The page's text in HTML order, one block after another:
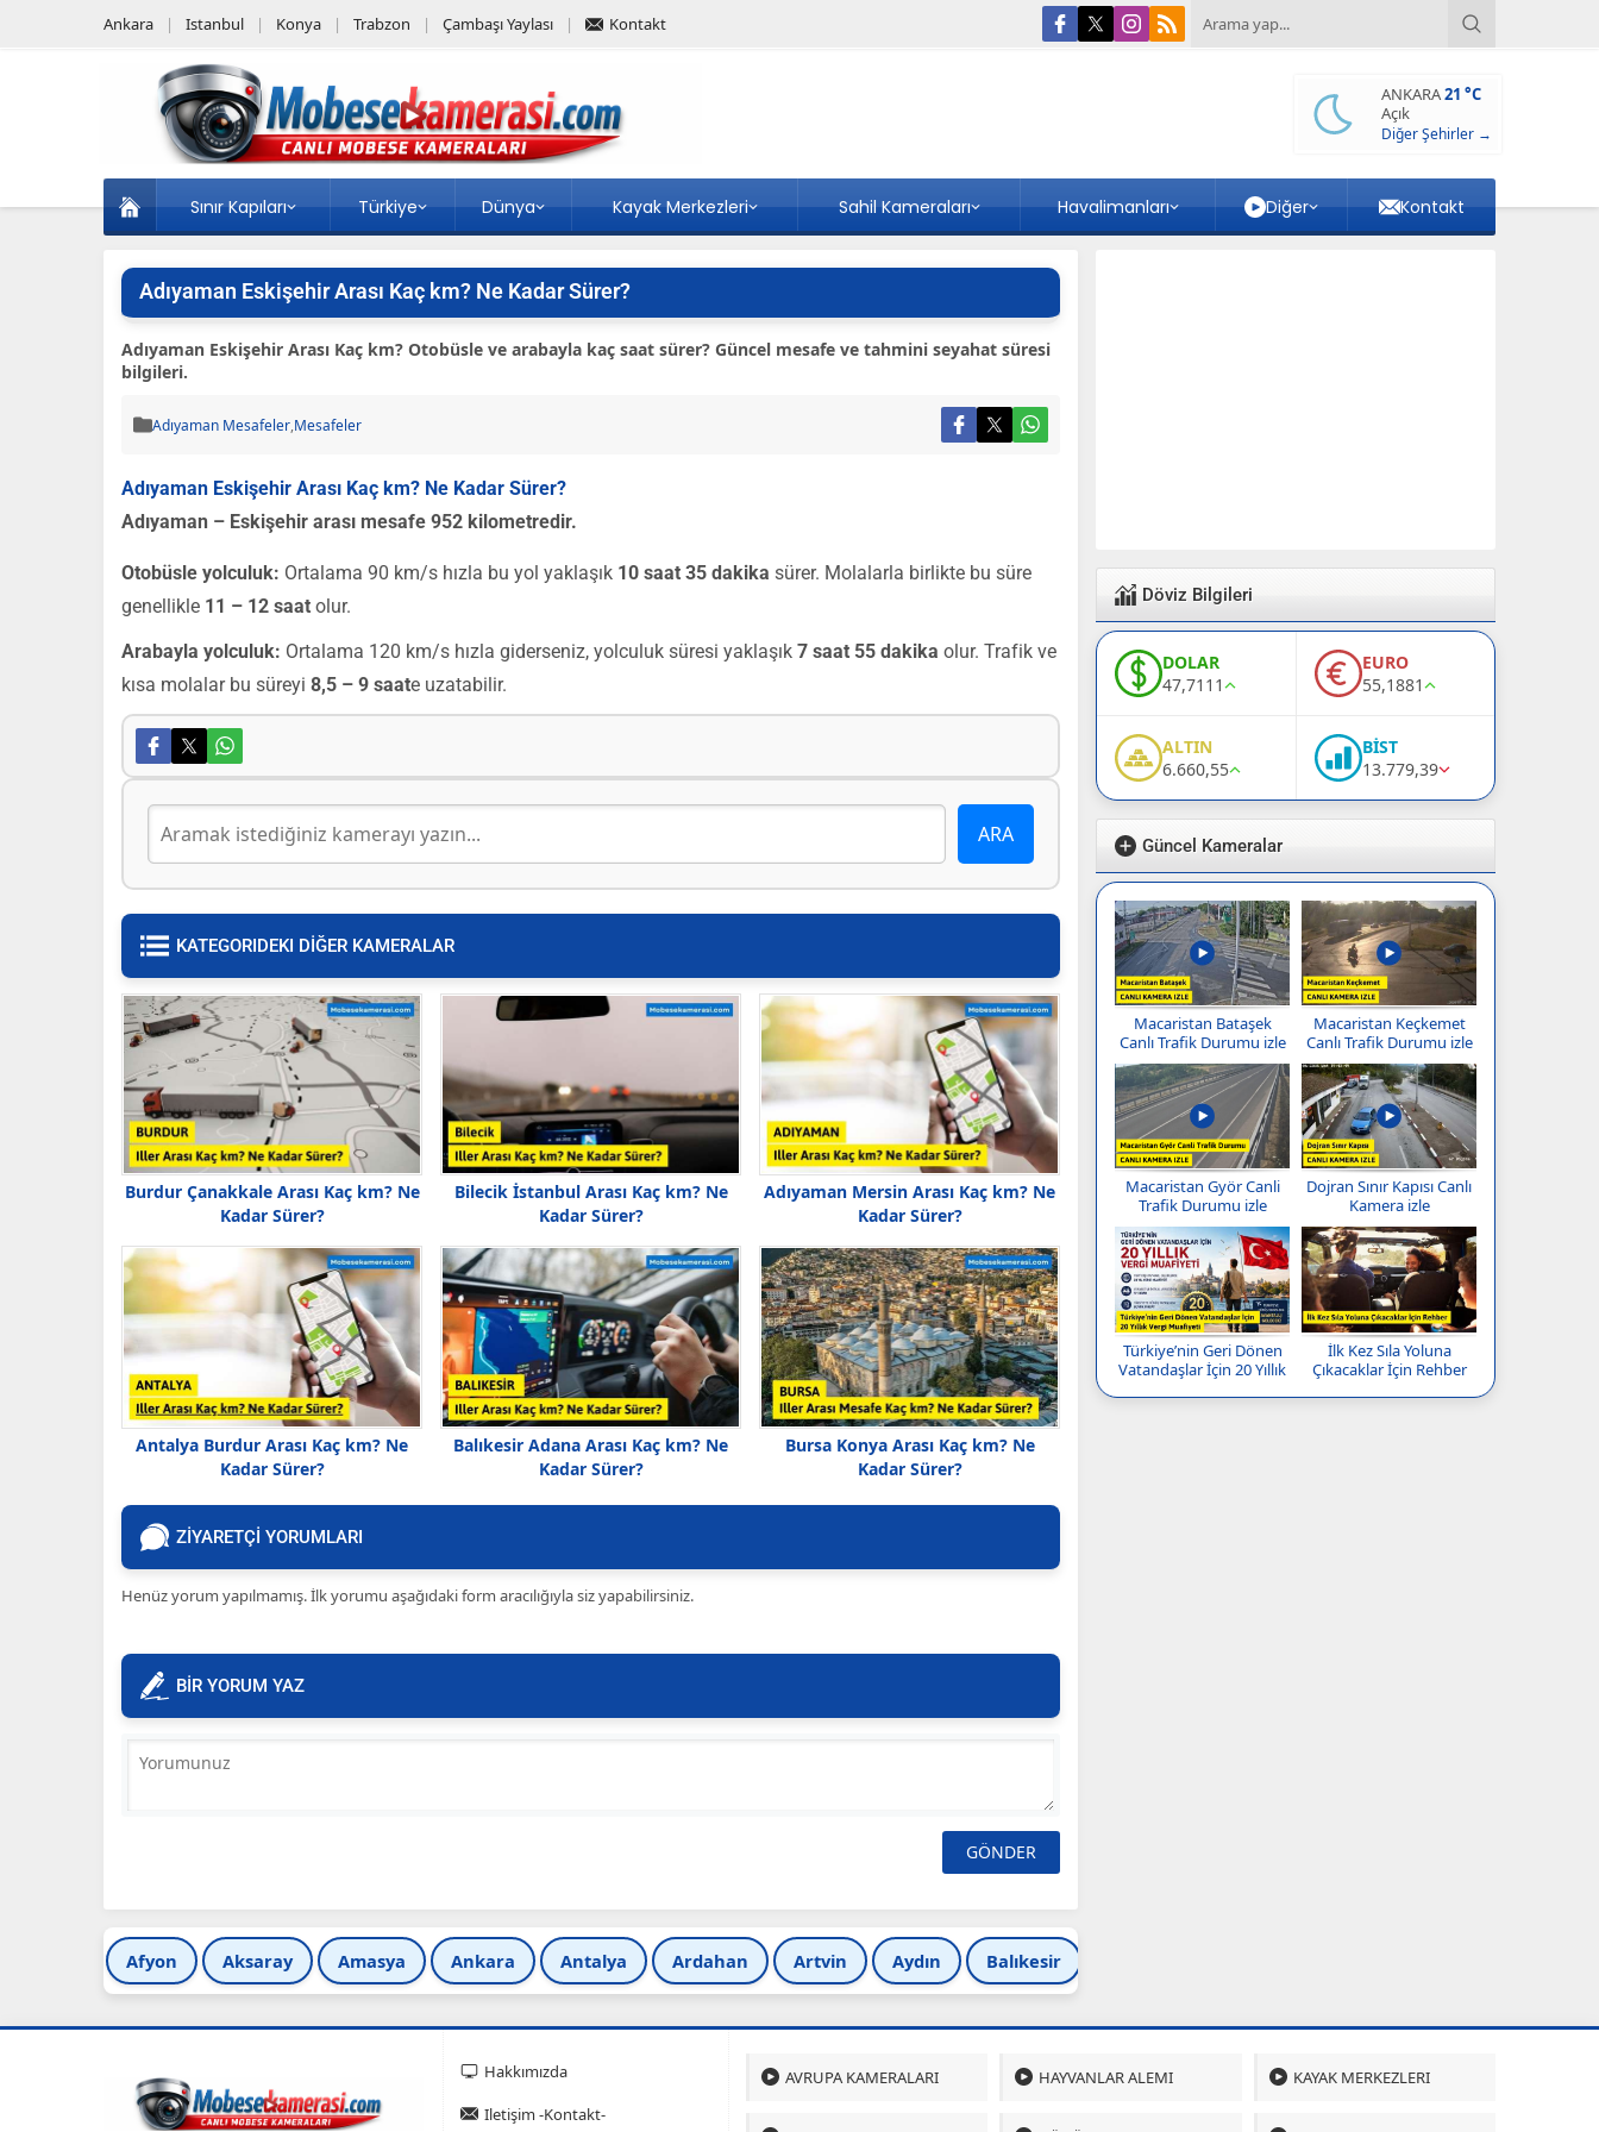
Ankara Istanbul Konya Trabzon Çambaşı Yaylası Kontakt
ANKARA21 °C
Açık
Diğer Şehirler →
Sınır Kapıları Türkiye Dünya Kayak Merkezleri Sahil Kameraları Havalimanları Diğer Kontakt
Adıyaman Eskişehir Arası Kaç km? Ne Kadar Sürer?
Adıyaman Eskişehir Arası Kaç km? Otobüsle ve arabayla kaç saat sürer? Güncel mesafe ve tahmini seyahat süresi
bilgileri.
Adıyaman Mesafeler,Mesafeler
Adıyaman Eskişehir Arası Kaç km? Ne Kadar Sürer?
Adıyaman – Eskişehir arası mesafe 952 kilometredir.
Otobüsle yolculuk: Ortalama 90 km/s hızla bu yol yaklaşık 10 saat 35 dakika sürer. Molalarla birlikte bu süre
genellikle 11 – 12 saat olur.
Arabayla yolculuk: Ortalama 120 km/s hızla giderseniz, yolculuk süresi yaklaşık 7 saat 55 dakika olur. Trafik ve
kısa molalar bu süreyi 8,5 – 9 saate uzatabilir.
KATEGORIDEKI DİĞER KAMERALAR
Burdur Çanakkale Arası Kaç km? Ne
Kadar Sürer?
Bilecik İstanbul Arası Kaç km? Ne
Kadar Sürer?
Adıyaman Mersin Arası Kaç km? Ne
Kadar Sürer?
Antalya Burdur Arası Kaç km? Ne
Kadar Sürer?
Balıkesir Adana Arası Kaç km? Ne
Kadar Sürer?
Bursa Konya Arası Kaç km? Ne
Kadar Sürer?
ZİYARETÇİ YORUMLARI
Henüz yorum yapılmamış. İlk yorumu aşağıdaki form aracılığıyla siz yapabilirsiniz.
BİR YORUM YAZ
Afyon Aksaray Amasya Ankara Antalya Ardahan Artvin Aydın Balıkesir
Döviz Bilgileri
DOLAR
47,7111
EURO
55,1881
ALTIN
6.660,55
BİST
13.779,39
Güncel Kameralar
Macaristan Bataşek
Canlı Trafik Durumu izle
Macaristan Keçkemet
Canlı Trafik Durumu izle
Macaristan Györ Canli
Trafik Durumu izle
Dojran Sınır Kapısı Canlı
Kamera izle
Türkiye’nin Geri Dönen
Vatandaşlar İçin 20 Yıllık
İlk Kez Sıla Yoluna
Çıkacaklar İçin Rehber
Hakkımızda
Iletişim -Kontakt-
AVRUPA KAMERALARI HAYVANLAR ALEMI KAYAK MERKEZLERI